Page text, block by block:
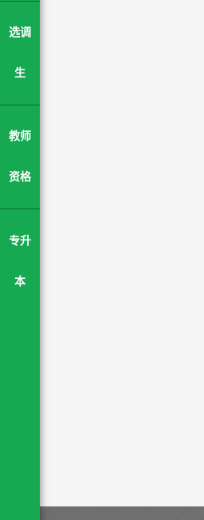
选调
生
教师
资格
专升
本